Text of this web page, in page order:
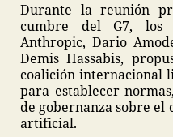
Durante la reunión
cumbre del G7, los
Anthropic, Dario
Demis Hassabis,
coalición internacional
para establecer
de gobernanza sobre
artificial.